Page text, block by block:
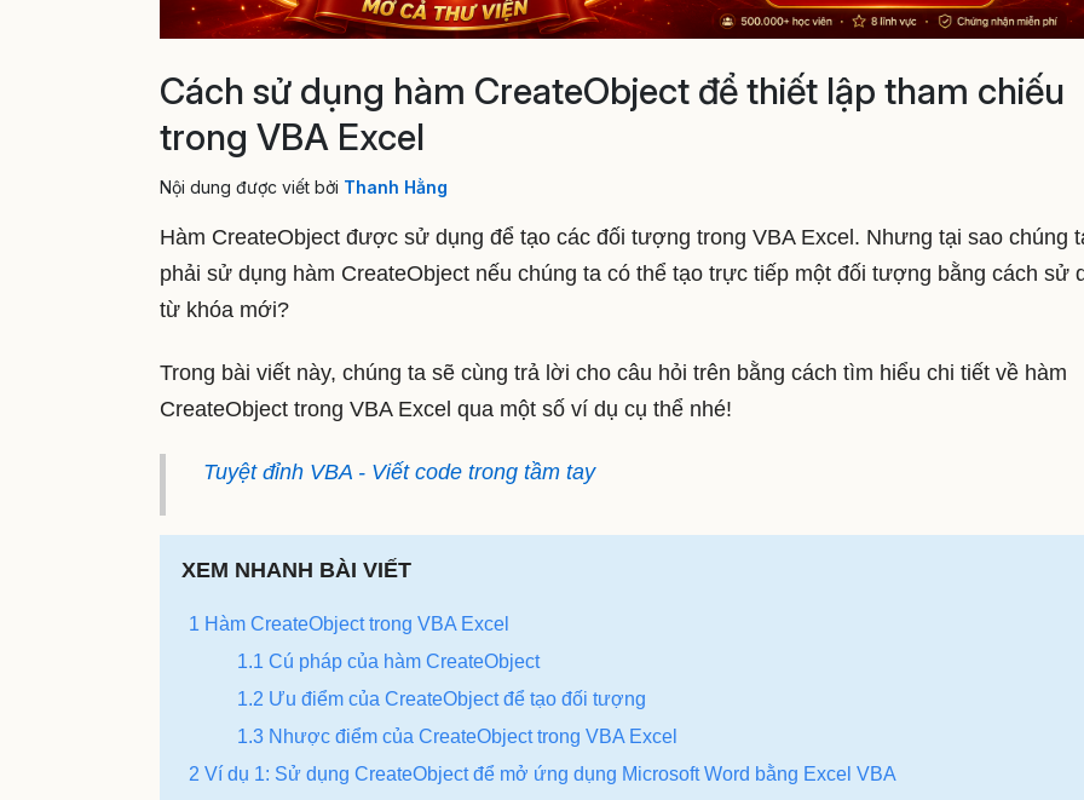
Cách sử dụng hàm CreateObject để thiết lập tham chiếu
trong VBA Excel
Nội dung được viết bởi Thanh Hằng
Hàm CreateObject được sử dụng để tạo các đối tượng trong VBA Excel. Nhưng tại sao chúng
phải sử dụng hàm CreateObject nếu chúng ta có thể tạo trực tiếp một đối tượng bằng cách sử
từ khóa mới?
Trong bài viết này, chúng ta sẽ cùng trả lời cho câu hỏi trên bằng cách tìm hiểu chi tiết về hàm
CreateObject trong VBA Excel qua một số ví dụ cụ thể nhé!
Tuyệt đỉnh VBA - Viết code trong tầm tay
XEM NHANH BÀI VIẾT
1 Hàm CreateObject trong VBA Excel
1.1 Cú pháp của hàm CreateObject
1.2 Ưu điểm của CreateObject để tạo đối tượng
1.3 Nhược điểm của CreateObject trong VBA Excel
2 Ví dụ 1: Sử dụng CreateObject để mở ứng dụng Microsoft Word bằng Excel VBA